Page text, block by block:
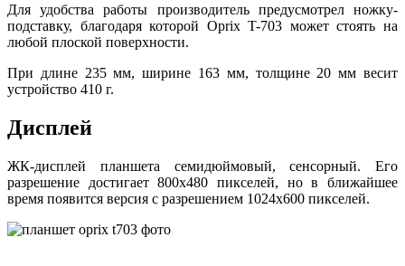
Для удобства работы производитель предусмотрел ножку-
подставку, благодаря которой Oprix T-703 может стоять на
любой плоской поверхности.
При длине 235 мм, ширине 163 мм, толщине 20 мм весит
устройство 410 г.
Дисплей
ЖК-дисплей планшета семидюймовый, сенсорный. Его
разрешение достигает 800х480 пикселей, но в ближайшее
время появится версия с разрешением 1024х600 пикселей.